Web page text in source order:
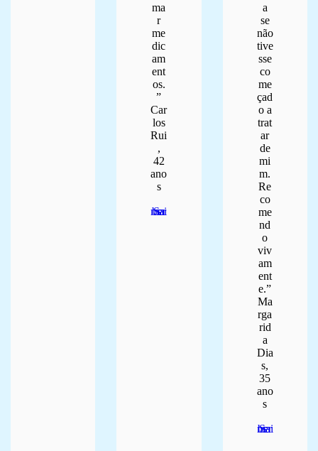
ma
r
me
dic
am
ent
os.
”
Car
los
Rui
,
42
ano
s
Saber mais
a
se
não
tive
sse
co
me
çad
o a
trat
ar
de
mi
m.
Re
co
me
nd
o
viv
am
ent
e.”
Ma
rga
rid
a
Dia
s,
35
ano
s
Saber mais